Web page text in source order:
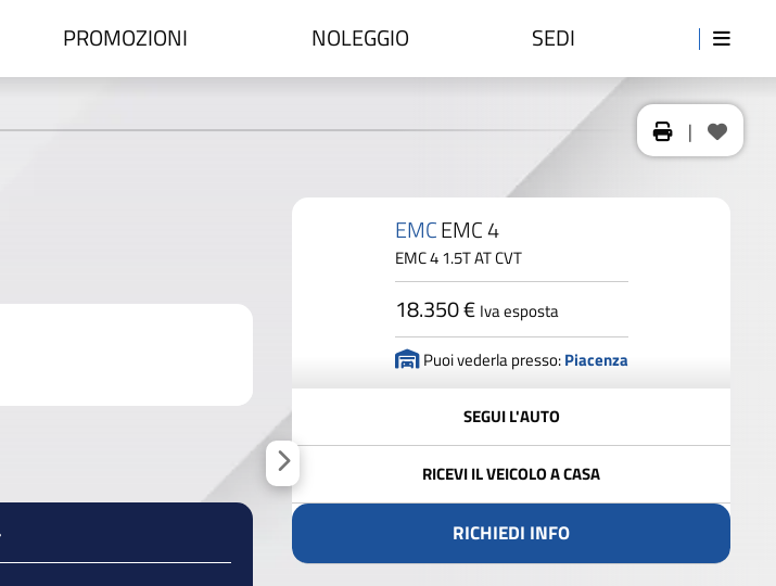
PROMOZIONI NOLEGGIO SEDI
|
EMCEMC 4
EMC 4 1.5T AT CVT
18.350 € Iva esposta
Puoi vederla presso:Piacenza
SEGUI L'AUTO
RICEVI IL VEICOLO A CASA
RICHIEDI INFO